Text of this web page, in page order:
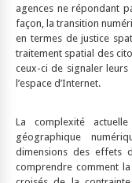
agences ne répondant
façon, la transition
en termes de justice
traitement spatial des
ceux-ci de signaler
l’espace d’Internet.
La complexité
géographique
dimensions des effets
comprendre comment